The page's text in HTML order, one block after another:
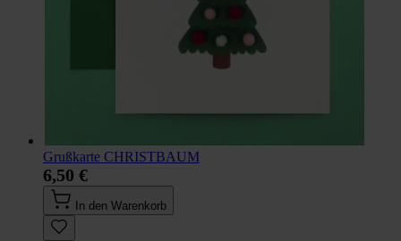
Grußkarte CHRISTBAUM
6,50 €
In den Warenkorb